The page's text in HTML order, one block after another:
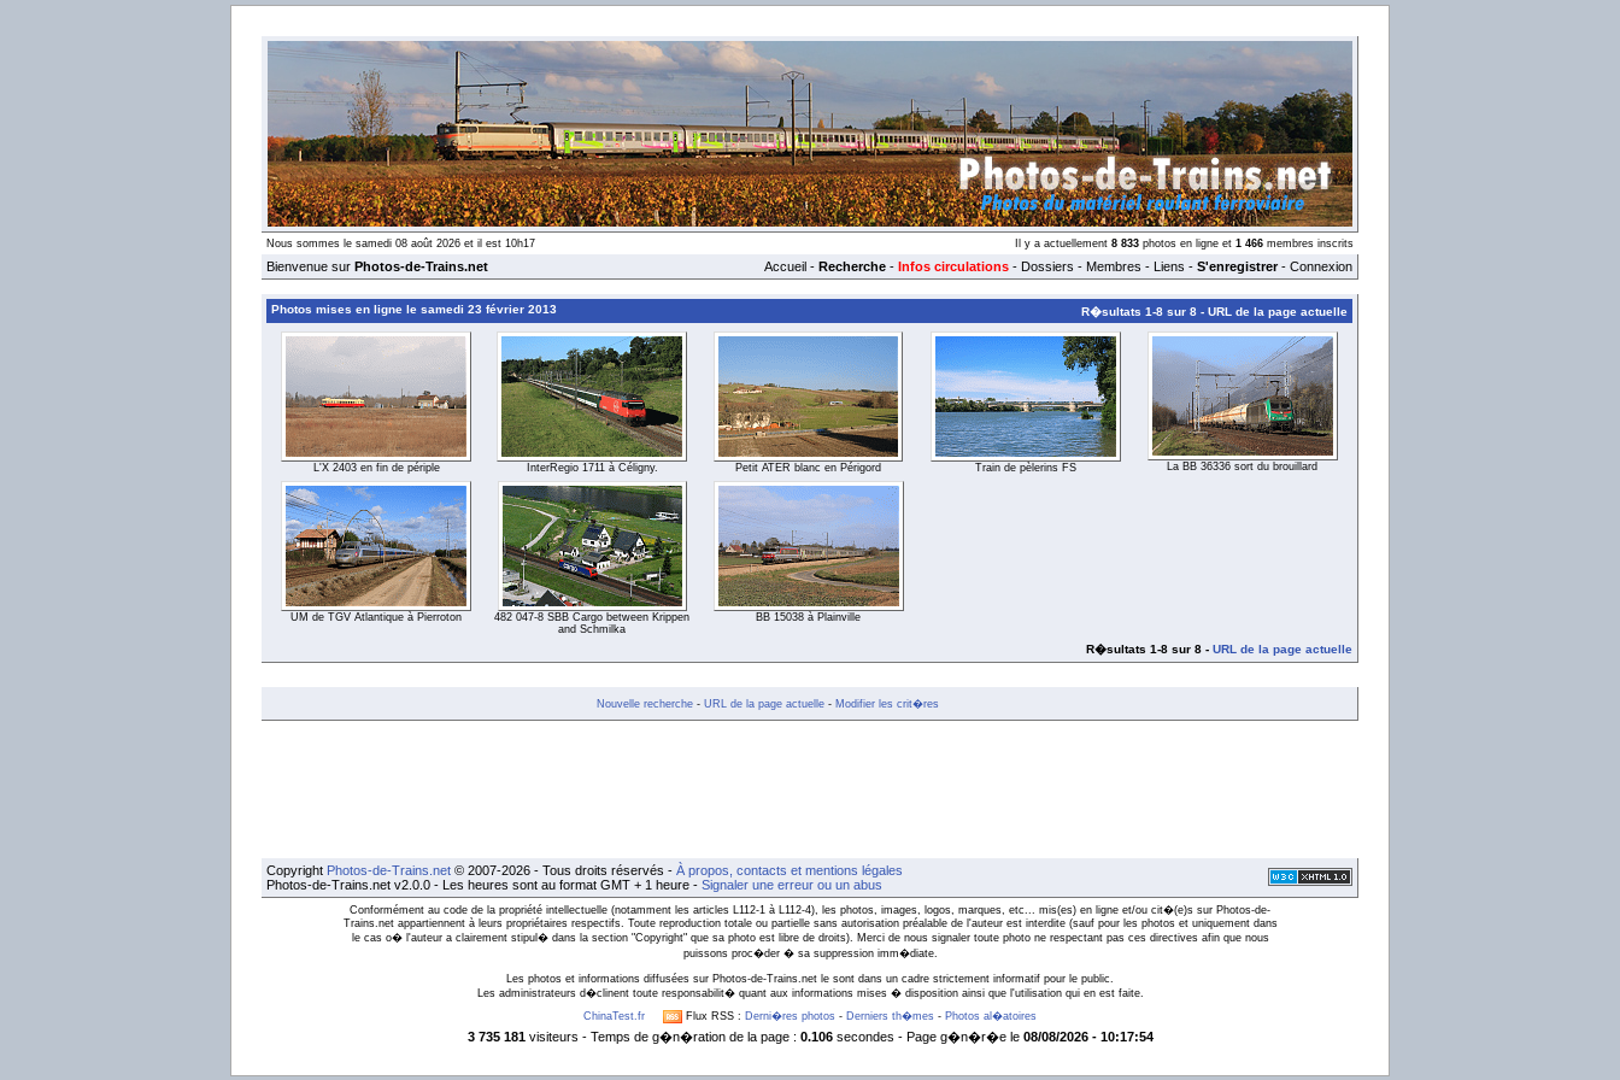
Nous sommes le samedi 08 août 2026 et il est 10h17 Il y a actuellement 8 833 photos en ligne et 1 466 membres inscrits
Bienvenue sur Photos-de-Trains.net Accueil - Recherche - Infos circulations - Dossiers - Membres - Liens - S'enregistrer- Connexion
Photos mises en ligne le samedi 23 février 2013 R�sultats 1-8 sur 8 - URL de la page actuelle
L'X 2403 en fin de périple InterRegio 1711 à Céligny. Petit ATER blanc en Périgord Train de pèlerins FS La BB 36336 sort du brouillard
UM de TGV Atlantique à Pierroton
482 047-8 SBB Cargo between Krippen
and Schmilka
BB 15038 à Plainville
R�sultats 1-8 sur 8 - URL de la page actuelle
Nouvelle recherche- URL de la page actuelle- Modifier les crit�res
Copyright Photos-de-Trains.net © 2007-2026 - Tous droits réservés - À propos, contacts et mentions légales
Photos-de-Trains.net v2.0.0 - Les heures sont au format GMT + 1 heure - Signaler une erreur ou un abus
Conformément au code de la propriété intellectuelle (notamment les articles L112-1 à L112-4), les photos, images, logos, marques, etc... mis(es) en ligne et/ou cit�(e)s sur Photos-de-
Trains.net appartiennent à leurs propriétaires respectifs. Toute reproduction totale ou partielle sans autorisation préalable de l'auteur est interdite (sauf pour les photos et uniquement dans
le cas o� l'auteur a clairement stipul� dans la section "Copyright" que sa photo est libre de droits). Merci de nous signaler toute photo ne respectant pas ces directives afin que nous
puissons proc�der � sa suppression imm�diate.
Les photos et informations diffusées sur Photos-de-Trains.net le sont dans un cadre strictement informatif pour le public.
Les administrateurs d�clinent toute responsabilit� quant aux informations mises � disposition ainsi que l'utilisation qui en est faite.
ChinaTest.fr
Flux RSS : Derni�res photos - Derniers th�mes - Photos al�atoires
3 735 181visiteurs - Temps de g�n�ration de la page : 0.106secondes - Page g�n�r�e le 08/08/2026 - 10:17:54